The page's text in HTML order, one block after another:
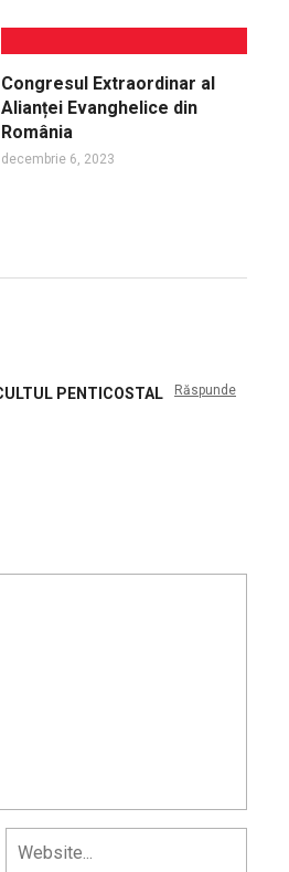
Congresul Extraordinar al
Alianței Evanghelice din
România
decembrie 6, 2023
PENTICOSTAL Răspunde